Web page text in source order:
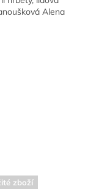
Alena
zboží